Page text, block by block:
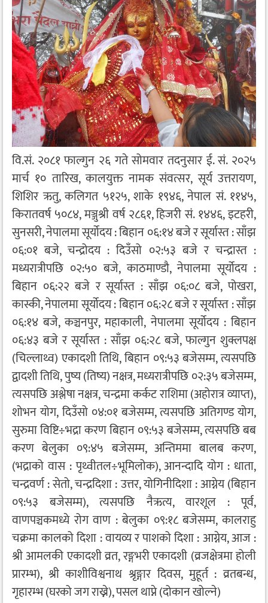
वि.सं. २०८१ फाल्गुन २६ गते सोमवार तदनुसार ई. सं. २०२५
मार्च १० तारिख, कालयुक्त नामक संवत्सर, सूर्य उत्तरायण,
शिशिर ऋतु, कलिगत ५१२५, शाके १९४६, नेपाल सं. ११४५,
किरातवर्ष ५०८४, मञ्जुश्री वर्ष २८६१, हिजरी सं. १४४६, इटहरी,
सुनसरी, नेपालमा सूर्योदय : बिहान ०६:१४ बजे र सूर्यास्त : साँझ
०६:०१ बजे, चन्द्रोदय : दिउँसो ०२:५३ बजे र चन्द्रास्त :
मध्यरात्रीपछि ०२:५० बजे, काठमाण्डौ, नेपालमा सूर्योदय :
बिहान ०६:२२ बजे र सूर्यास्त : साँझ ०६:०८ बजे, पोखरा,
कास्की, नेपालमा सूर्योदय : बिहान ०६:२८ बजे र सूर्यास्त : साँझ
०६:१४ बजे, कञ्चनपुर, महाकाली, नेपालमा सूर्योदय : बिहान
०६:४३ बजे र सूर्यास्त : साँझ ०६:२८ बजे, फाल्गुन शुक्लपक्ष
(चिल्लाथ्व) एकादशी तिथि, बिहान ०९:५३ बजेसम्म, त्यसपछि
द्वादशी तिथि, पुष्य (तिष्य) नक्षत्र, मध्यरात्रीपछि ०२:३५ बजेसम्म,
त्यसपछि अश्लेषा नक्षत्र, चन्द्रमा कर्कट राशिमा (अहोरात्र व्याप्त),
शोभन योग, दिउँसो ०४:०१ बजेसम्म, त्यसपछि अतिगण्ड योग,
सुरुमा विष्टि÷भद्रा करण बिहान ०९:५३ बजेसम्म, त्यसपछि बब
करण बेलुका ०९:४५ बजेसम्म, अन्तिममा बालब करण,
(भद्राको वास : पृथ्वीतल÷भूमिलोक), आनन्दादि योग : धाता,
चन्द्रवर्ण : सेतो, चन्द्रदिशा : उत्तर, योगिनीदिशा : आग्नेय (बिहान
०९:५३ बजेसम्म), त्यसपछि नैऋत्य, वारशूल : पूर्व,
वाणपञ्चकमध्ये रोग वाण : बेलुका ०९:१८ बजेसम्म, कालराहु
चक्रमा कालको दिशा : वायव्य र पाशको दिशा : आग्नेय, आज :
श्री आमलकी एकादशी व्रत, रङ्गभरी एकादशी (व्रजक्षेत्रमा होली
प्रारम्भ), श्री काशीविश्वनाथ श्रृङ्गार दिवस, मुहूर्त : व्रतबन्ध,
गृहारम्भ (घरको जग राख्ने), पसल थाप्ने (दोकान खोल्ने)